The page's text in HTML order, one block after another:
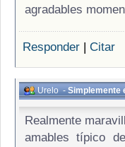
agradables
Responder | Citar
Urelo-Simplemente
Realmente
amables típico